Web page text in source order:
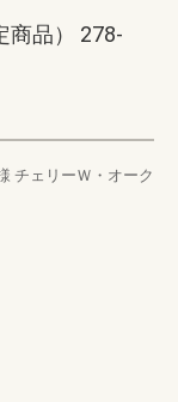
商品） 278-
チェリーＷ・オーク